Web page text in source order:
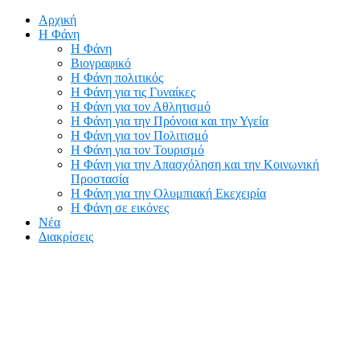
Αρχική
Η Φάνη
Η Φάνη
Βιογραφικό
Η Φάνη πολιτικός
Η Φάνη για τις Γυναίκες
Η Φάνη για τον Αθλητισμό
Η Φάνη για την Πρόνοια και την Υγεία
Η Φάνη για τον Πολιτισμό
Η Φάνη για τον Τουρισμό
Η Φάνη για την Απασχόληση και την Κοινωνική
Προστασία
Η Φάνη για την Ολυμπιακή Εκεχειρία
Η Φάνη σε εικόνες
Νέα
Διακρίσεις